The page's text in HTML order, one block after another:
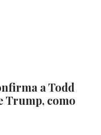
a Todd
Trump, como